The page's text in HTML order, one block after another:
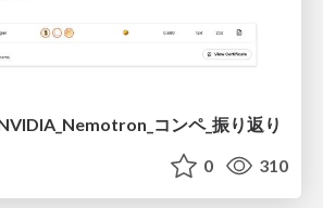
コンペ_振り返り
0 310